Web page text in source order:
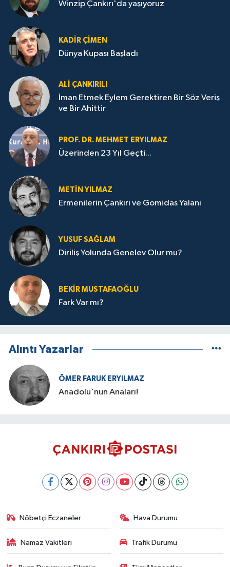
Winzip Çankırı'da yaşıyoruz
KADIR ÇIMEN
Dünya Kupası Başladı
ALI ÇANKIRILI
İman Etmek Eylem Gerektiren Bir Söz Veriş
ve Bir Ahittir
PROF. DR. MEHMET ERYILMAZ
Üzerinden 23 Yıl Geçti...
METIN YILMAZ
Ermenilerin Çankırı ve Gomidas Yalanı
YUSUF SAĞLAM
Diriliş Yolunda Genelev Olur mu?
BEKIR MUSTAFAOĞLU
Fark Var mı?
Alıntı Yazarlar
ÖMER FARUK ERYILMAZ
Anadolu'nun Anaları!
Nöbetçi Eczaneler Hava Durumu
Namaz Vakitleri Trafik Durumu